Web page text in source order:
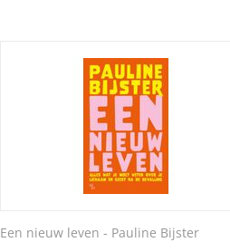
Een nieuw leven - Pauline Bijster